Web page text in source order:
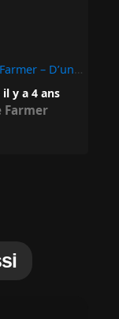
Mylène Farmer – D’un Autre Part
il y a 4 ans
Farmer